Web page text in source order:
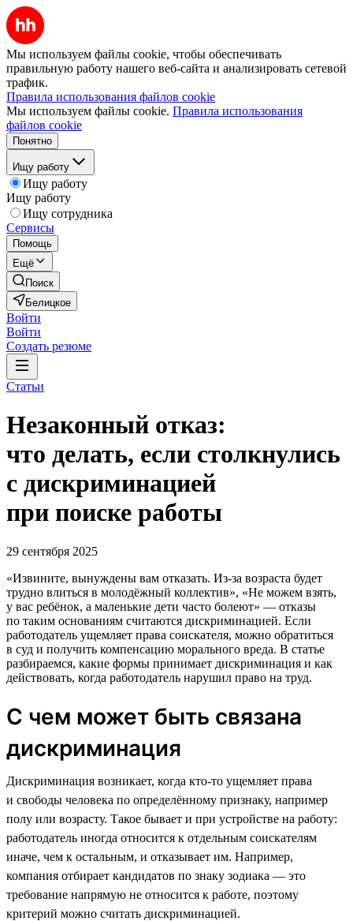
Мы используем файлы cookie, чтобы обеспечивать
правильную работу нашего веб-сайта и анализировать сетевой
трафик.
Правила использования файлов cookie
Мы используем файлы cookie. Правила использования
файлов cookie
Понятно
Ищу работу
Ищу работу
Ищу работу
Ищу сотрудника
Сервисы
Помощь
Ещё
Поиск
Белицкое
Войти
Войти
Создать резюме
Статьи
Незаконный отказ:
что делать, если столкнулись
с дискриминацией
при поиске работы
29 сентября 2025
«Извините, вынуждены вам отказать. Из-за возраста будет
трудно влиться в молодёжный коллектив», «Не можем взять,
у вас ребёнок, а маленькие дети часто болеют» — отказы
по таким основаниям считаются дискриминацией. Если
работодатель ущемляет права соискателя, можно обратиться
в суд и получить компенсацию морального вреда. В статье
разбираемся, какие формы принимает дискриминация и как
действовать, когда работодатель нарушил право на труд.
С чем может быть связана
дискриминация
Дискриминация возникает, когда кто-то ущемляет права
и свободы человека по определённому признаку, например
полу или возрасту. Такое бывает и при устройстве на работу:
работодатель иногда относится к отдельным соискателям
иначе, чем к остальным, и отказывает им. Например,
компания отбирает кандидатов по знаку зодиака — это
требование напрямую не относится к работе, поэтому
критерий можно считать дискриминацией.